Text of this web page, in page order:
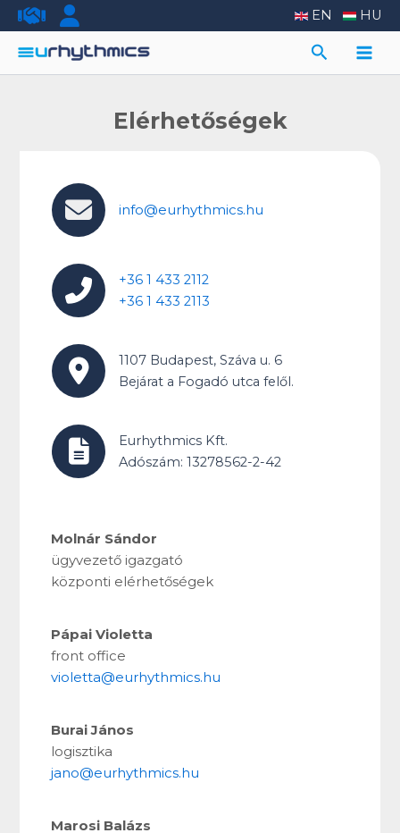
Skip
to
content
EN HU
Search
Elérhetőségek
info@eurhythmics.hu
+36 1 433 2112
+36 1 433 2113
1107 Budapest, Száva u. 6
Bejárat a Fogadó utca felől.
Eurhythmics Kft.
Adószám: 13278562-2-42
Molnár Sándor
ügyvezető igazgató
központi elérhetőségek
Pápai Violetta
front office
violetta@eurhythmics.hu
Burai János
logisztika
jano@eurhythmics.hu
Marosi Balázs